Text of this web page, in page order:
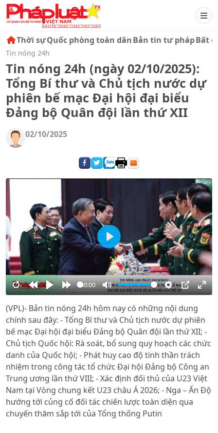
Thời sựQuốc phòng toàn dânBản tin tư phápBất
Tin nóng 24h
Tin nóng 24h (ngày 02/10/2025):
Tổng Bí thư và Chủ tịch nước dự
phiên bế mạc Đại hội đại biểu
Đảng bộ Quân đội lần thứ XII
02/10/2025
RestartRewind
10s
PlayForward
10s
00:00
Mute Settings
PIP
Play
(VPL)- Bản tin nóng 24h hôm nay có những nội dung
chính sau đây: - Tổng Bí thư và Chủ tịch nước dự phiên
bế mạc Đại hội đại biểu Đảng bộ Quân đội lần thứ XII; -
Chủ tịch Quốc hội: Rà soát, bổ sung quy hoạch các chức
danh của Quốc hội; - Phát huy cao độ tinh thần trách
nhiệm trong công tác tổ chức Đại hội Đảng bộ Công an
Trung ương lần thứ VIII; - Xác định đối thủ của U23 Việt
Nam tại Vòng chung kết U23 châu Á 2026; - Nga – Ấn Độ
hướng tới củng cố đối tác chiến lược toàn diện qua
chuyến thăm sắp tới của Tổng thống Putin